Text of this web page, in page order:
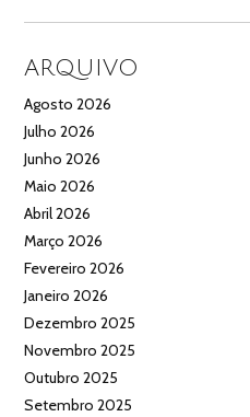
ARQUIVO
Agosto 2026
Julho 2026
Junho 2026
Maio 2026
Abril 2026
Março 2026
Fevereiro 2026
Janeiro 2026
Dezembro 2025
Novembro 2025
Outubro 2025
Setembro 2025